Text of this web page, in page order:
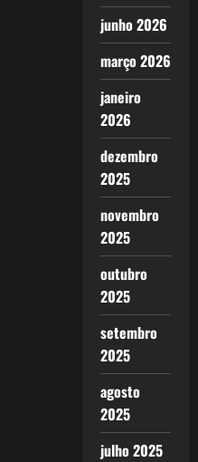
junho 2026
março 2026
janeiro
2026
dezembro
2025
novembro
2025
outubro
2025
setembro
2025
agosto
2025
julho 2025